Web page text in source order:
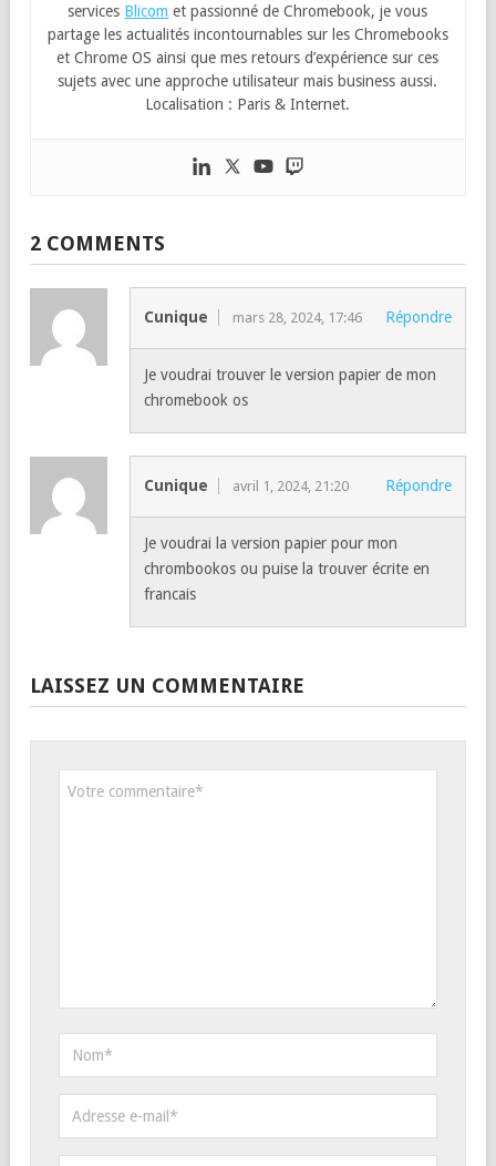
services Blicom et passionné de Chromebook, je vous
partage les actualités incontournables sur les Chromebooks
et Chrome OS ainsi que mes retours d’expérience sur ces
sujets avec une approche utilisateur mais business aussi.
Localisation : Paris & Internet.
2 COMMENTS
Cunique mars 28, 2024, 17:46 Répondre
Je voudrai trouver le version papier de mon
chromebook os
Cunique avril 1, 2024, 21:20 Répondre
Je voudrai la version papier pour mon
chrombookos ou puise la trouver écrite en
francais
LAISSEZ UN COMMENTAIRE